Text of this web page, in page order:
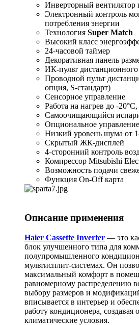
Инверторный вентилятор
Электронный контроль
потребления энергии
Технология Super Match
Высокий класс
24-часовой таймер
Декоративная панель
ИК-пульт
Проводной пульт
опция, S-стандарт)
Сенсорное управление
Работа на нагрев до -
Самоочищающийся
Опциональное
Низкий уровень шума от
Скрытый ЖК-дисплей
4-сторонний контроль
Компрессор Mitsubishi
Возможность подачи
Функция On-Off карта
Описание применения
Haier Cassette Inverter — это
блок улучшенного типа для
полупромышленного
мультисплит-системах. Он
максимальный комфорт в
равномерному распределению
выбору размеров и
вписывается в интерьер и
работу кондиционера, создавая
климатические условия.